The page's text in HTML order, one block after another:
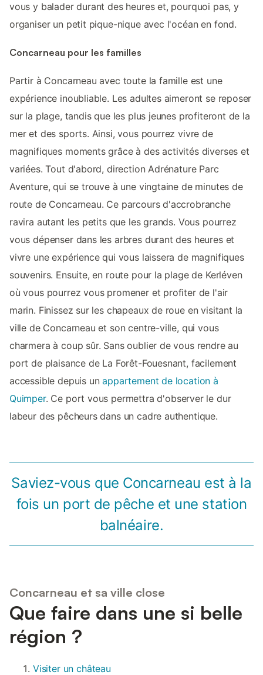
vous y balader durant des heures et, pourquoi pas, y
organiser un petit pique-nique avec l'océan en fond.
Concarneau pour les familles
Partir à Concarneau avec toute la famille est une
expérience inoubliable. Les adultes aimeront se reposer
sur la plage, tandis que les plus jeunes profiteront de la
mer et des sports. Ainsi, vous pourrez vivre de
magnifiques moments grâce à des activités diverses et
variées. Tout d'abord, direction Adrénature Parc
Aventure, qui se trouve à une vingtaine de minutes de
route de Concarneau. Ce parcours d'accrobranche
ravira autant les petits que les grands. Vous pourrez
vous dépenser dans les arbres durant des heures et
vivre une expérience qui vous laissera de magnifiques
souvenirs. Ensuite, en route pour la plage de Kerléven
où vous pourrez vous promener et profiter de l'air
marin. Finissez sur les chapeaux de roue en visitant la
ville de Concarneau et son centre-ville, qui vous
charmera à coup sûr. Sans oublier de vous rendre au
port de plaisance de La Forêt-Fouesnant, facilement
accessible depuis unappartement de location à
Quimper. Ce port vous permettra d'observer le dur
labeur des pêcheurs dans un cadre authentique.
Saviez-vous que Concarneau est à la
fois un port de pêche et une station
balnéaire.
Concarneau et sa ville close
Que faire dans une si belle
région ?
Visiter un château